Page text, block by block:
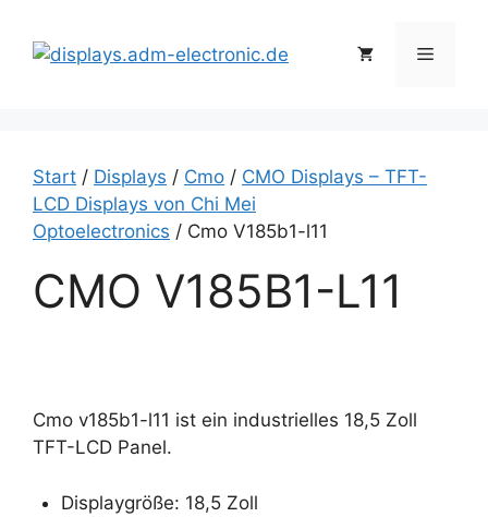
Inhalt
springen
Menü
Start / Displays / Cmo / CMO Displays – TFT-
LCD Displays von Chi Mei
Optoelectronics / Cmo V185b1-l11
CMO V185B1-L11
Cmo v185b1-l11 ist ein industrielles 18,5 Zoll
TFT-LCD Panel.
Displaygröße: 18,5 Zoll